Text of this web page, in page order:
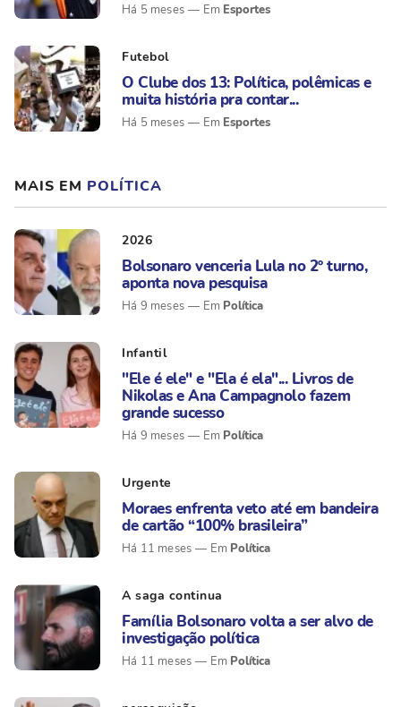
Há 5 meses Esportes
Futebol
O Clube dos 13: Política, polêmicas e
muita história pra contar...
Há 5 meses Esportes
MAIS EM POLÍTICA
2026
Bolsonaro venceria Lula no 2º turno,
aponta nova pesquisa
Há 9 meses Política
Infantil
"Ele é ele" e "Ela é ela"... Livros de
Nikolas e Ana Campagnolo fazem
grande sucesso
Há 9 meses Política
Urgente
Moraes enfrenta veto até em bandeira
de cartão “100% brasileira”
Há 11 meses Política
A saga continua
Família Bolsonaro volta a ser alvo de
investigação política
Há 11 meses Política